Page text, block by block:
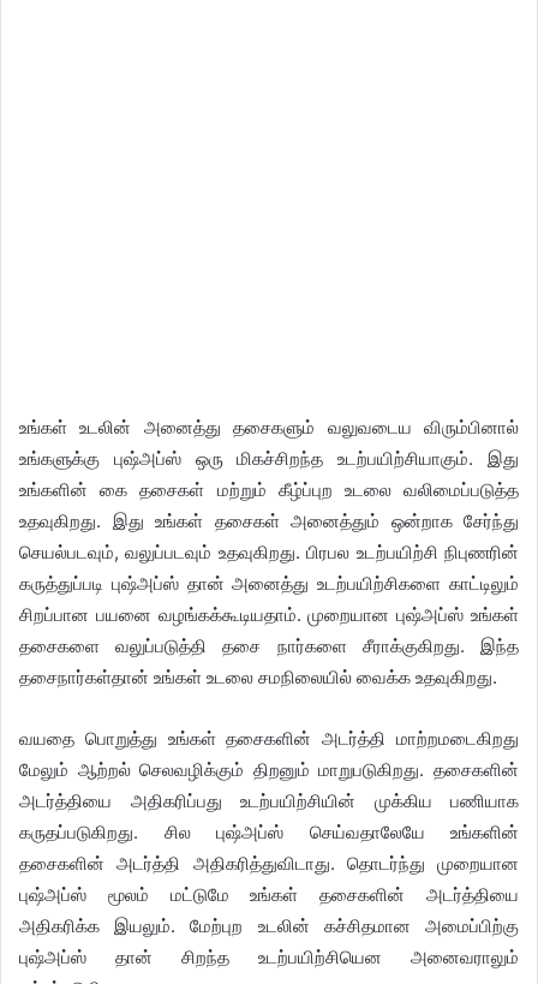
உங்கள் உடலின் அனைத்து தசைகளும் வலுவடைய விரும்பினால்
உங்களுக்கு புஷ்அப்ஸ் ஒரு மிகச்சிறந்த உடற்பயிற்சியாகும். இது
உங்களின் கை தசைகள் மற்றும் கீழ்ப்புற உடலை வலிமைப்படுத்த
உதவுகிறது. இது உங்கள் தசைகள் அனைத்தும் ஒன்றாக சேர்ந்து
செயல்படவும், வலுப்படவும் உதவுகிறது. பிரபல உடற்பயிற்சி நிபுணரின்
கருத்துப்படி புஷ்அப்ஸ் தான் அனைத்து உடற்பயிற்சிகளை காட்டிலும்
சிறப்பான பயனை வழங்கக்கூடியதாம். முறையான புஷ்அப்ஸ் உங்கள்
தசைகளை வலுப்படுத்தி தசை நார்களை சீராக்குகிறது. இந்த
தசைநார்கள்தான் உங்கள் உடலை சமநிலையில் வைக்க உதவுகிறது.
வயதை பொறுத்து உங்கள் தசைகளின் அடர்த்தி மாற்றமடைகிறது
மேலும் ஆற்றல் செலவழிக்கும் திறனும் மாறுபடுகிறது. தசைகளின்
அடர்த்தியை அதிகரிப்பது உடற்பயிற்சியின் முக்கிய பணியாக
கருதப்படுகிறது. சில புஷ்அப்ஸ் செய்வதாலேயே உங்களின்
தசைகளின் அடர்த்தி அதிகரித்துவிடாது. தொடர்ந்து முறையான
புஷ்அப்ஸ் மூலம் மட்டுமே உங்கள் தசைகளின் அடர்த்தியை
அதிகரிக்க இயலும். மேற்புற உடலின் கச்சிதமான அமைப்பிற்கு
புஷ்அப்ஸ் தான் சிறந்த உடற்பயிற்சியென அனைவராலும்